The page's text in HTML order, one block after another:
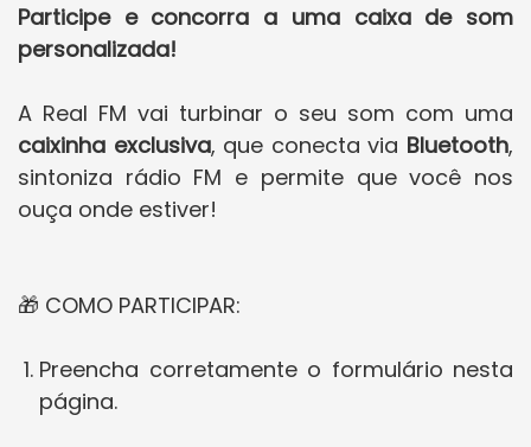
Participe e concorra a uma caixa de som
personalizada!
A Real FM vai turbinar o seu som com uma
caixinha exclusiva, que conecta via Bluetooth,
sintoniza rádio FM e permite que você nos
ouça onde estiver!
🎁 COMO PARTICIPAR:
Preencha corretamente o formulário nesta
página.